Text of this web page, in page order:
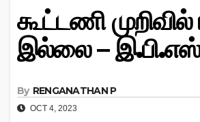
கூட்டணி
இல்லை –
By RENGANATHAN P
OCT 4, 2023